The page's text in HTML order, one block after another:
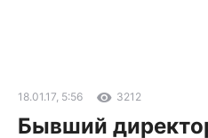
18.01.17, 5:56 3212
Бывший